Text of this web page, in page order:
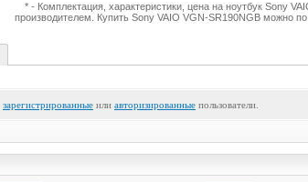
* - Комплектация, характеристики, цена на ноутбук Sony
производителем. Купить Sony VAIO VGN-SR190NGB можно
зарегистрированные или авторизированные пользователи.